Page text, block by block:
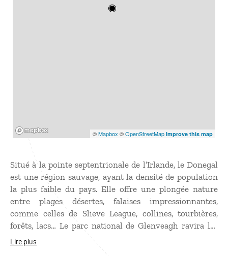
©Mapbox ©OpenStreetMap Improve this map
Situé à la pointe septentrionale de l’Irlande, le Donegal
est une région sauvage, ayant la densité de population
la plus faible du pays. Elle offre une plongée nature
entre plages désertes, falaises impressionnantes,
comme celles de Slieve League, collines, tourbières,
forêts, lacs… Le parc national de Glenveagh ravira les
randonneurs pendant leur
Lire plus